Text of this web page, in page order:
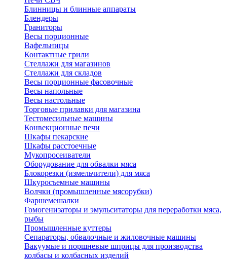
Блинницы и блинные аппараты
Блендеры
Граниторы
Весы порционные
Вафельницы
Контактные грили
Стеллажи для магазинов
Стеллажи для складов
Весы порционные фасовочные
Весы напольные
Весы настольные
Торговые прилавки для магазина
Тестомесильные машины
Конвекционные печи
Шкафы пекарские
Шкафы расстоечные
Мукопросеиватели
Оборудование для обвалки мяса
Блокорезки (измельчители) для мяса
Шкуросъемные машины
Волчки (промышленные мясорубки)
Фаршемешалки
Гомогенизаторы и эмульситаторы для переработки мяса,
рыбы
Промышленные куттеры
Сепараторы, обвалочные и жиловочные машины
Вакуумые и поршневые шприцы для производства
колбасы и колбасных изделий